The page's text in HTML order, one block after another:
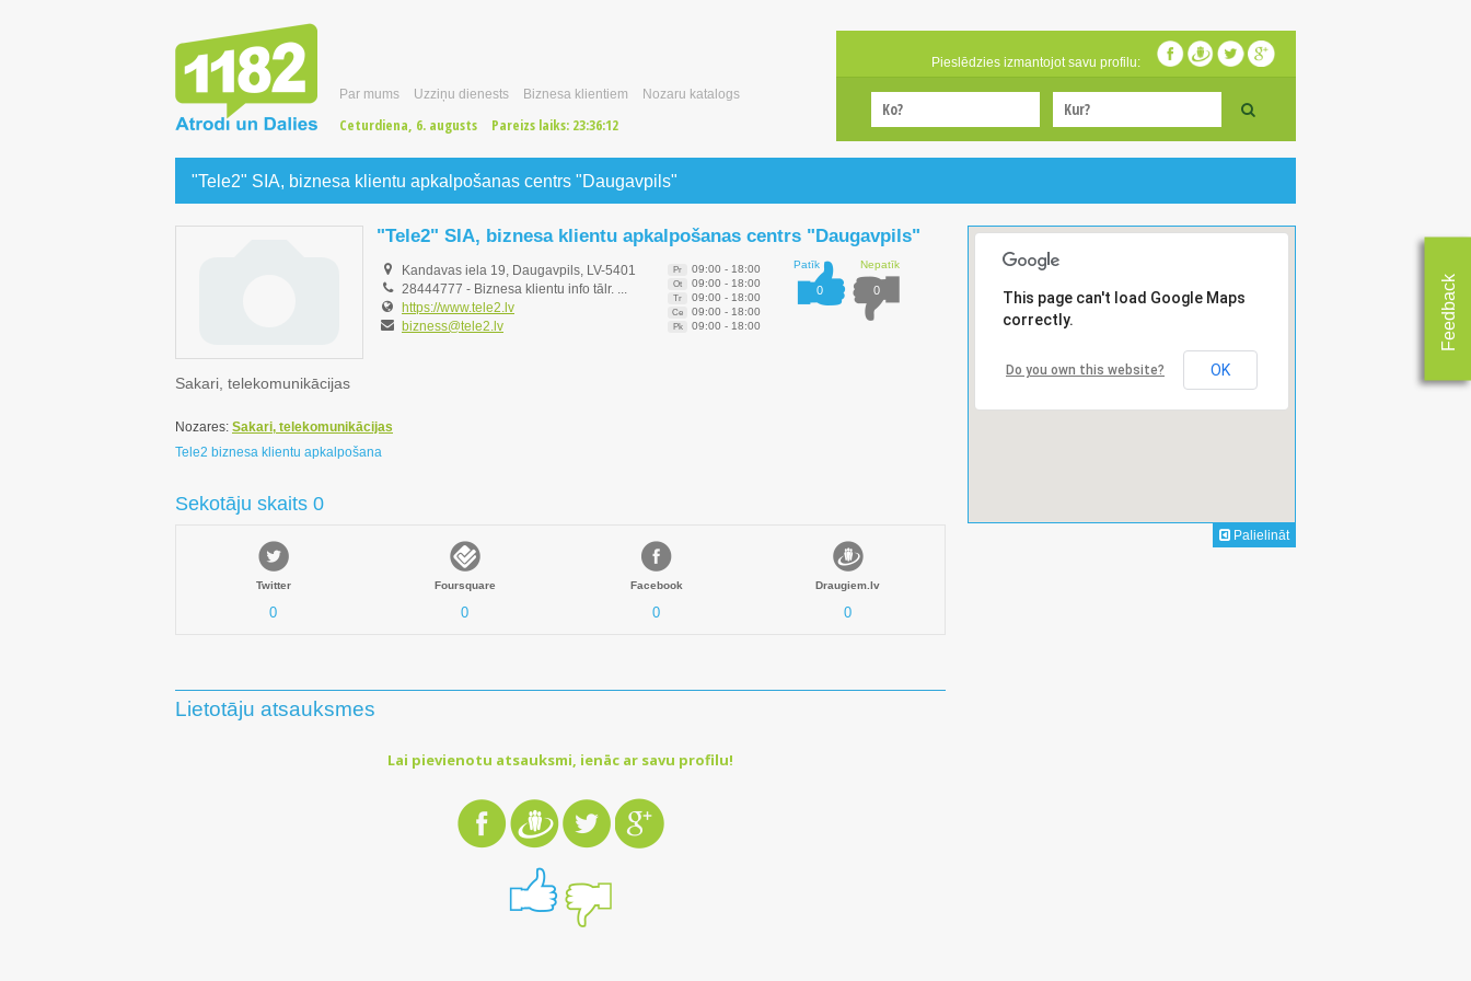
Par mums Uzziņu dienests Biznesa klientiem Nozaru katalogs
Ceturdiena, 6. augusts Pareizs laiks: 23:36:12
Pieslēdzies izmantojot savu profilu:
Feedback
"Tele2" SIA, biznesa klientu apkalpošanas centrs "Daugavpils"
"Tele2" SIA, biznesa klientu apkalpošanas centrs "Daugavpils"
Kandavas iela 19, Daugavpils, LV-5401
28444777 - Biznesa klientu info tālr. ...
https://www.tele2.lv
bizness@tele2.lv
Pr 09:00 - 18:00
Ot 09:00 - 18:00
Tr 09:00 - 18:00
Ce 09:00 - 18:00
Pk 09:00 - 18:00
Patīk
0
Nepatīk
0
Sakari, telekomunikācijas
Nozares: Sakari, telekomunikācijas
Tele2 biznesa klientu apkalpošana
Sekotāju skaits 0
Twitter
0
Foursquare
0
Facebook
0
Draugiem.lv
0
Lietotāju atsauksmes
Lai pievienotu atsauksmi, ienāc ar savu profilu!
This page can't load Google Maps
correctly.
Do you own this website? OK
Palielināt